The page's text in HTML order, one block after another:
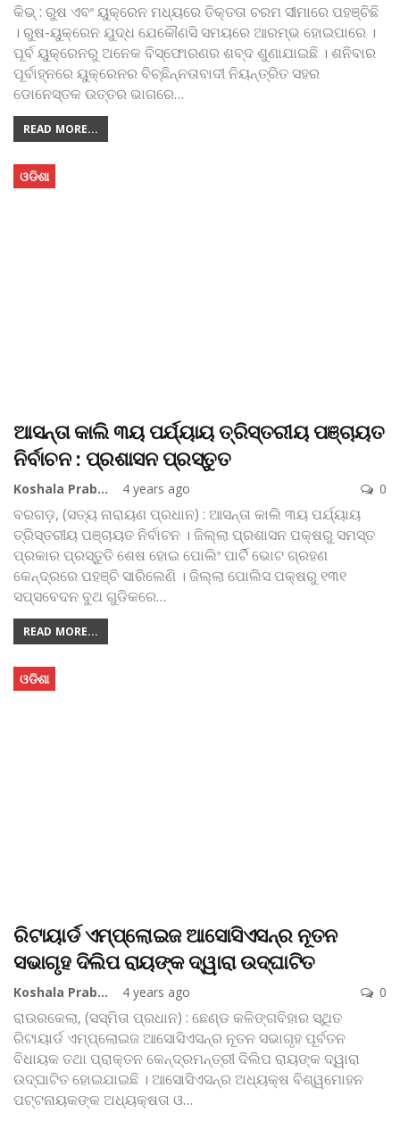
କିଭ୍‌ : ରୁଷ ଏବଂ ୟୁକ୍ରେନ ମଧ୍ୟରେ ତିକ୍ତତା ଚରମ ସୀମାରେ ପହଞ୍ଚିଛି
। ରୁଷ-ୟୁକ୍ରେନ ଯୁଦ୍ଧ ଯେକୌଣସି ସମୟରେ ଆରମ୍ଭ ହୋଇପାରେ ।
ପୂର୍ବ ୟୁକ୍ରେନରୁ ଅନେକ ବିସ୍ଫୋରଣର ଶବ୍ଦ ଶୁଣାଯାଇଛି । ଶନିବାର
ପୂର୍ବାହ୍ନରେ ୟୁକ୍ରେନର ବିଚ୍ଛିନ୍ନତାବାଦୀ ନିୟନ୍ତ୍ରିତ ସହର
ଡୋନେସ୍ତକ ଉତ୍ତର ଭାଗରେ…
READ MORE...
ଓଡିଶା
ଆସନ୍ତା କାଲି ୩ୟ ପର୍ଯ୍ୟାୟ ତ୍ରିସ୍ତରୀୟ ପଞ୍ଚାୟତ
ନିର୍ବାଚନ : ପ୍ରଶାସନ ପ୍ରସ୍ତୁତ
Koshala Prabaha 4 years ago 0
ବରଗଡ଼, (ସତ୍ୟ ନାରାୟଣ ପ୍ରଧାନ) : ଆସନ୍ତା କାଲି ୩ୟ ପର୍ଯ୍ୟାୟ
ତ୍ରିସ୍ତରୀୟ ପଞ୍ଚାୟତ ନିର୍ବାଚନ । ଜିଲ୍ଲା ପ୍ରଶାସନ ପକ୍ଷରୁ ସମସ୍ତ
ପ୍ରକାର ପ୍ରସ୍ତୁତି ଶେଷ ହୋଇ ପୋଲିଂ ପାର୍ଟି ଭୋଟ ଗ୍ରହଣ
କେନ୍ଦ୍ରରେ ପହଞ୍ଚି ସାରିଲେଣି । ଜିଲ୍ଲା ପୋଲିସ ପକ୍ଷରୁ ୧୩୧
ସପ୍ସବେଦନ ବୁଥ ଗୁଡିକରେ…
READ MORE...
ଓଡିଶା
ରିଟାୟାର୍ଡ ଏମ୍ପ୍ଲୋଇଜ ଆସୋସିଏସନ୍‌ର ନୂତନ
ସଭାଗୃହ ଦିଲିପ ରାୟଙ୍କ ଦ୍ୱାରା ଉଦ୍‌ଘାଟିତ
Koshala Prabaha 4 years ago 0
ରାଉରକେଲା, (ସସ୍ମିତା ପ୍ରଧାନ) : ଛେଣ୍ଡ କଳିଙ୍ଗବିହାର ସ୍ଥିତ
ରିଟାୟାର୍ଡ ଏମ୍ପ୍ଲୋଇଜ ଆସୋସିଏସନ୍‌ର ନୂତନ ସଭାଗୃହ ପୂର୍ବତନ
ବିଧାୟକ ତଥା ପ୍ରାକ୍ତନ କେନ୍ଦ୍ରମନ୍ତ୍ରୀ ଦିଲିପ ରାୟଙ୍କ ଦ୍ୱାରା
ଉଦ୍‌ଘାଟିତ ହୋଇଯାଇଛି । ଆସୋସିଏସନ୍‌ର ଅଧ୍ୟକ୍ଷ ବିଶ୍ୱମୋହନ
ପଟ୍ଟନାୟକଙ୍କ ଅଧ୍ୟକ୍ଷତା ଓ…